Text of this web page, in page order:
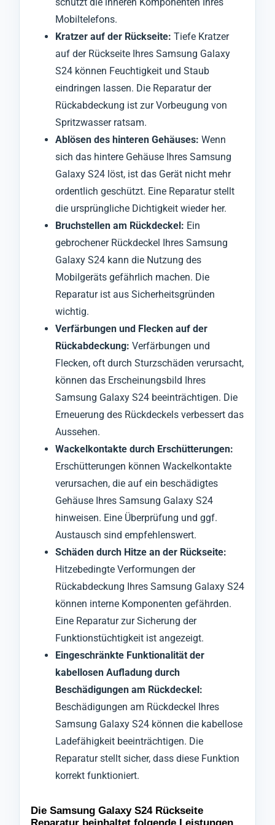
Mobiltelefons.
Kratzer auf der Rückseite: Tiefe Kratzer
auf der Rückseite Ihres Samsung Galaxy
S24 können Feuchtigkeit und Staub
eindringen lassen. Die Reparatur der
Rückabdeckung ist zur Vorbeugung von
Spritzwasser ratsam.
Ablösen des hinteren Gehäuses: Wenn
sich das hintere Gehäuse Ihres Samsung
Galaxy S24 löst, ist das Gerät nicht mehr
ordentlich geschützt. Eine Reparatur stellt
die ursprüngliche Dichtigkeit wieder her.
Bruchstellen am Rückdeckel: Ein
gebrochener Rückdeckel Ihres Samsung
Galaxy S24 kann die Nutzung des
Mobilgeräts gefährlich machen. Die
Reparatur ist aus Sicherheitsgründen
wichtig.
Verfärbungen und Flecken auf der
Rückabdeckung: Verfärbungen und
Flecken, oft durch Sturzschäden verursacht,
können das Erscheinungsbild Ihres
Samsung Galaxy S24 beeinträchtigen. Die
Erneuerung des Rückdeckels verbessert das
Aussehen.
Wackelkontakte durch Erschütterungen:
Erschütterungen können Wackelkontakte
verursachen, die auf ein beschädigtes
Gehäuse Ihres Samsung Galaxy S24
hinweisen. Eine Überprüfung und ggf.
Austausch sind empfehlenswert.
Schäden durch Hitze an der Rückseite:
Hitzebedingte Verformungen der
Rückabdeckung Ihres Samsung Galaxy S24
können interne Komponenten gefährden.
Eine Reparatur zur Sicherung der
Funktionstüchtigkeit ist angezeigt.
Eingeschränkte Funktionalität der
kabellosen Aufladung durch
Beschädigungen am Rückdeckel:
Beschädigungen am Rückdeckel Ihres
Samsung Galaxy S24 können die kabellose
Ladefähigkeit beeinträchtigen. Die
Reparatur stellt sicher, dass diese Funktion
korrekt funktioniert.
Die Samsung Galaxy S24 Rückseite
Reparatur beinhaltet folgende Leistungen